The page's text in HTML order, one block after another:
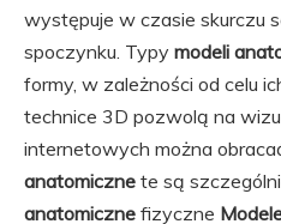
występuje w czasie skurczu
spoczynku. Typy modeli
formy, w zależności od celu
technice 3D pozwolą na
internetowych można
anatomiczne te są
anatomiczne fizyczne